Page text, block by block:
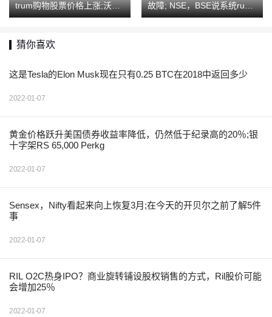
trum购物股票价格上涨;沃达
丰想法股票暴跌
故障; NSE，BSE说系统runni
ngsmooth
猜你喜欢
这是Tesla的Elon Musk现在只有0.25 BTC在2018中返回多少
2022-01-07
黄金价格跃升美国债券收益率降低，仍然低于纪录高的20％;银
十字架RS 65,000 Perkg
2022-01-07
Sensex，Nifty看起来向上恢复3月;在今天的开贝尔之前了解5件
事
2022-01-07
RIL O2C热身IPO？商业旋转铺设股权销售的方式，Ril股价可能
会增加25％
2022-01-07